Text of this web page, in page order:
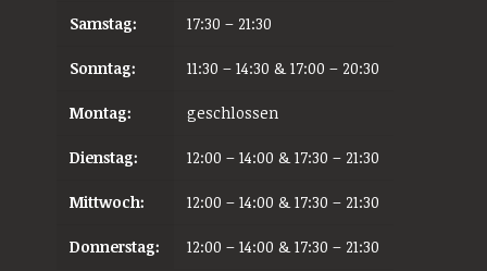
Samstag: 17:30 – 21:30
Sonntag: 11:30 – 14:30 & 17:00 – 20:30
Montag: geschlossen
Dienstag: 12:00 – 14:00 & 17:30 – 21:30
Mittwoch: 12:00 – 14:00 & 17:30 – 21:30
Donnerstag: 12:00 – 14:00 & 17:30 – 21:30